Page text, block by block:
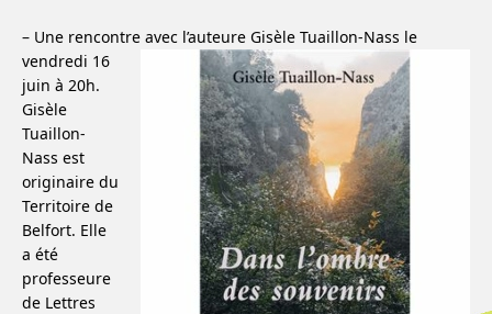
– Une rencontre avec l’auteure Gisèle Tuaillon-Nass le
vendredi 16
juin à 20h.
Gisèle
Tuaillon-
Nass est
originaire du
Territoire de
Belfort. Elle
a été
professeure
de Lettres